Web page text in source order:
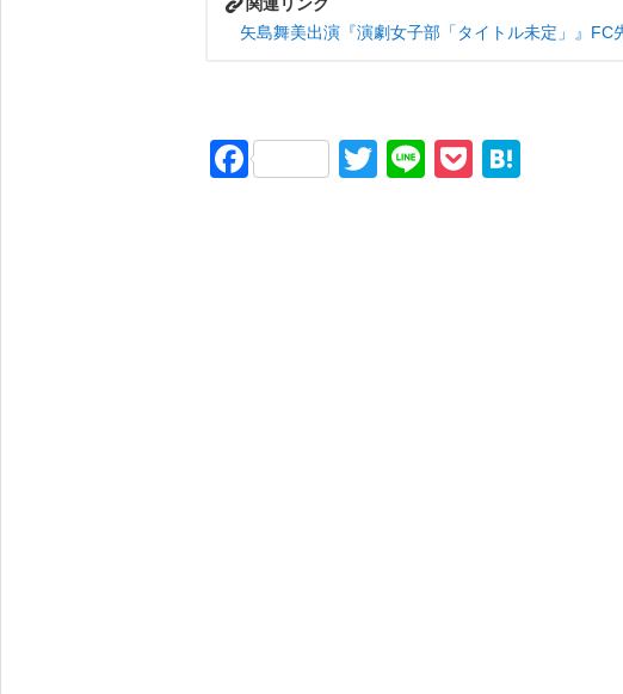
矢島舞美出演『演劇女子部「タイトル未定」』FC
F
T
Li
P